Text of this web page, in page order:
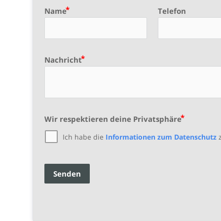
Name Telefon
Nachricht
Wir respektieren deine Privatsphäre
Ich habe die Informationen zum Datenschutz
Senden